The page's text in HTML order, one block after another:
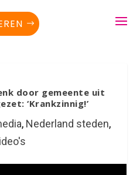
door gemeente uit
‘Krankzinnig!’
, Nederland steden,